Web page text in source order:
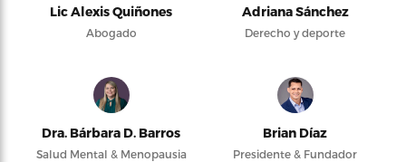
Lic Alexis Quiñones
Abogado
Adriana Sánchez
Derecho y deporte
Dra. Bárbara D. Barros
Salud Mental & Menopausia
Brian Díaz
Presidente & Fundador